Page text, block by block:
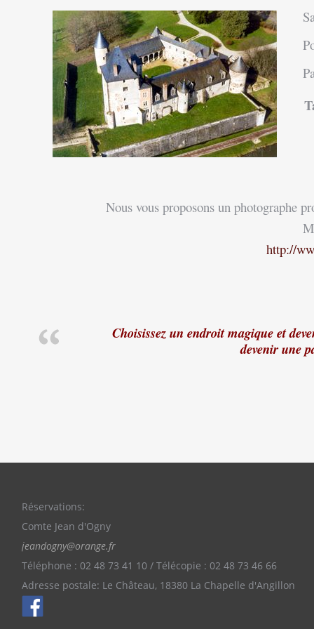
Nous vous proposons un photographe
http://
Choisissez un endroit magique et
devenir une
Réservations:
Comte Jean d'Ogny
jeandogny@orange.fr
Téléphone : 02 48 73 41 10 / Télécopie : 02 48 73 46 66
Adresse postale: Le Château, 18380 La Chapelle d'Angillon